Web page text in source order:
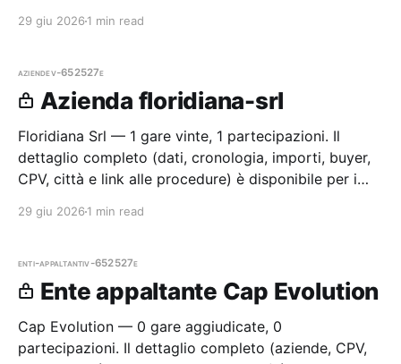
29 giu 2026 1 min read
aziendev-652527e
Azienda floridiana-srl
Floridiana Srl — 1 gare vinte, 1 partecipazioni. Il
dettaglio completo (dati, cronologia, importi, buyer,
CPV, città e link alle procedure) è disponibile per i
29 giu 2026 1 min read
enti-appaltantiv-652527e
Ente appaltante Cap Evolution
Cap Evolution — 0 gare aggiudicate, 0
partecipazioni. Il dettaglio completo (aziende, CPV,